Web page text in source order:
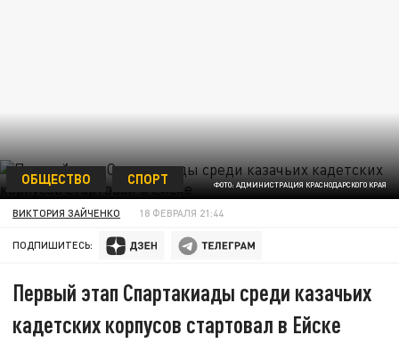
ФОТО: АДМИНИСТРАЦИЯ КРАСНОДАРСКОГО КРАЯ
ОБЩЕСТВО СПОРТ
ВИКТОРИЯ ЗАЙЧЕНКО 18 ФЕВРАЛЯ 21:44
ПОДПИШИТЕСЬ:
Первый этап Спартакиады среди казачьих
кадетских корпусов стартовал в Ейске